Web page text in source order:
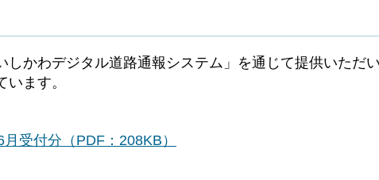
しかわデジタル道路通報システム」を通じて提供いただ
ます。
受付分（PDF：208KB）